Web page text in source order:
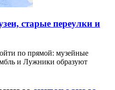
старые переулки и
по прямой: музейные
и Лужники образуют